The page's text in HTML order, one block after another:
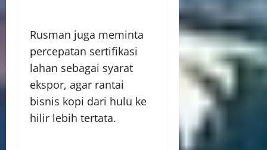
Rusman juga meminta
percepatan sertifikasi
lahan sebagai syarat
ekspor, agar rantai
bisnis kopi dari hulu ke
hilir lebih tertata.